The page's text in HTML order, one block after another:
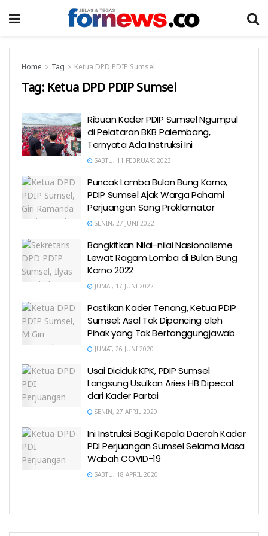
Home Tag Ketua DPD PDIP Sumsel
Tag: Ketua DPD PDIP Sumsel
Ribuan Kader PDIP Sumsel Ngumpul
di Pelataran BKB Palembang,
Ternyata Ada Instruksi Ini
SABTU, 11 FEBRUARI 2023
Puncak Lomba Bulan Bung Karno,
PDIP Sumsel Ajak Warga Pahami
Perjuangan Sang Proklamator
SENIN, 27 JUNI 2022
Bangkitkan Nilai-nilai Nasionalisme
Lewat Ragam Lomba di Bulan Bung
Karno 2022
JUMAT, 17 JUNI 2022
Pastikan Kader Tenang, Ketua PDIP
Sumsel: Asal Tak Dipancing oleh
Pihak yang Tak Bertanggungjawab
JUMAT, 26 JUNI 2020
Usai Diciduk KPK, PDIP Sumsel
Langsung Usulkan Aries HB Dipecat
dari Kader Partai
SENIN, 27 APRIL 2020
Ini Instruksi Bagi Kepala Daerah Kader
PDI Perjuangan Sumsel Selama Masa
Wabah COVID-19
SABTU, 18 APRIL 2020